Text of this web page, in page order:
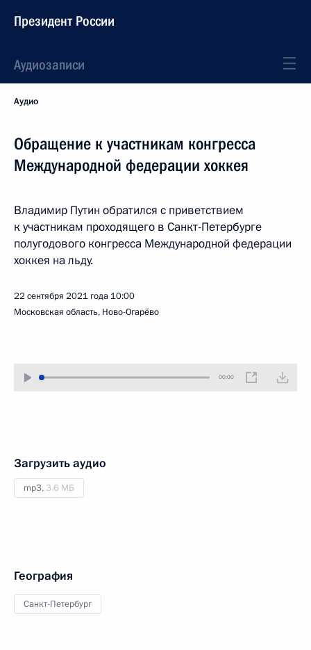
Президент России
Аудиозаписи
Аудио
Обращение к участникам конгресса
Международной федерации хоккея
Владимир Путин обратился с приветствием
к участникам проходящего в Санкт-Петербурге
полугодового конгресса Международной федерации
хоккея на льду.
22 сентября 2021 года 10:00
Московская область, Ново-Огарёво
00:00
Загрузить аудио
mp3, 3.6 МБ
География
Санкт-Петербург